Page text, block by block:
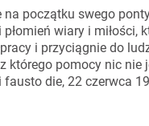
na początku swego
płomień wiary i
i przyciągnie do
którego pomocy nic nie
fausto die, 22 czerwca